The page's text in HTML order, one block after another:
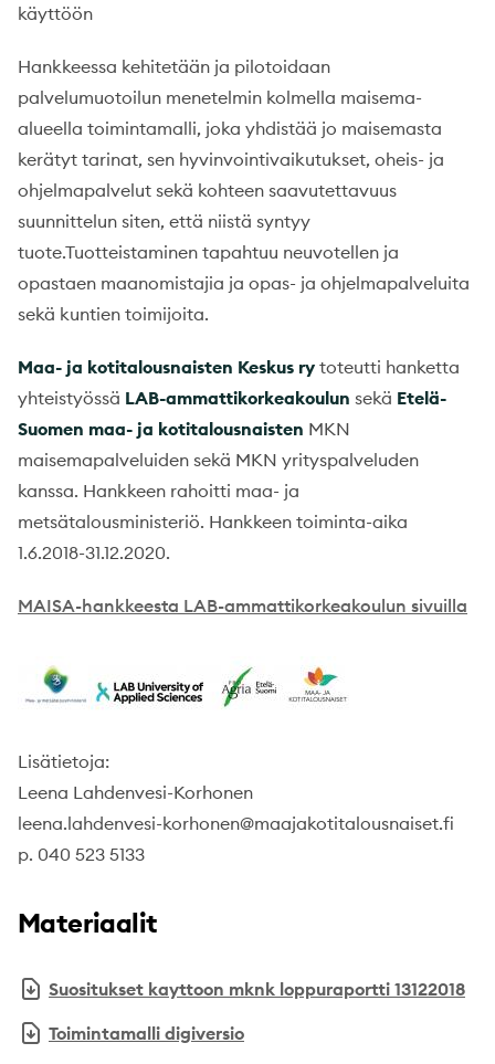
käyttöön
Hankkeessa kehitetään ja pilotoidaan
palvelumuotoilun menetelmin kolmella maisema-
alueella toimintamalli, joka yhdistää jo maisemasta
kerätyt tarinat, sen hyvinvointivaikutukset, oheis- ja
ohjelmapalvelut sekä kohteen saavutettavuus
suunnittelun siten, että niistä syntyy
tuote.Tuotteistaminen tapahtuu neuvotellen ja
opastaen maanomistajia ja opas- ja ohjelmapalveluita
sekä kuntien toimijoita.
Maa- ja kotitalousnaisten Keskus ry toteutti hanketta
yhteistyössä LAB-ammattikorkeakoulun sekä Etelä-
Suomen maa- ja kotitalousnaisten MKN
maisemapalveluiden sekä MKN yrityspalveluden
kanssa. Hankkeen rahoitti maa- ja
metsätalousministeriö. Hankkeen toiminta-aika
1.6.2018-31.12.2020.
MAISA-hankkeesta LAB-ammattikorkeakoulun sivuilla
Lisätietoja:
Leena Lahdenvesi-Korhonen
​leena.lahdenvesi-korhonen@maajakotitalousnaiset.fi
p. 040 523 5133
Materiaalit
Suositukset kayttoon mknk loppuraportti 13122018
Toimintamalli digiversio